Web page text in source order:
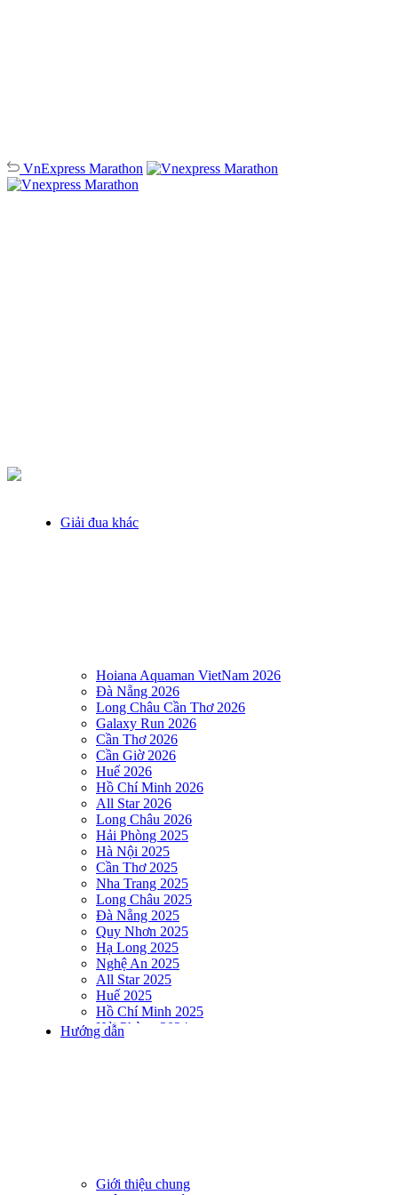
VnExpress Marathon
Giải đua khác
Hoiana Aquaman VietNam 2026
Đà Nẵng 2026
Long Châu Cần Thơ 2026
Galaxy Run 2026
Cần Thơ 2026
Cần Giờ 2026
Huế 2026
Hồ Chí Minh 2026
All Star 2026
Long Châu 2026
Hải Phòng 2025
Hà Nội 2025
Cần Thơ 2025
Nha Trang 2025
Long Châu 2025
Đà Nẵng 2025
Quy Nhơn 2025
Hạ Long 2025
Nghệ An 2025
All Star 2025
Huế 2025
Hồ Chí Minh 2025
Hải Phòng 2024
DNSE AQUAMAN VIETNAM 2024
DNSE AQUAMAN VIETNAM 2023
Hướng dẫn
Giới thiệu chung